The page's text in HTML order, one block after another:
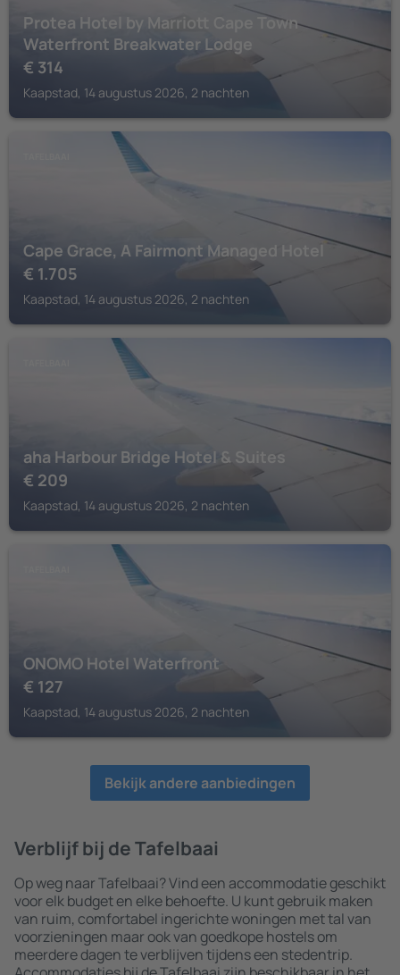
Protea Hotel by Marriott Cape Town
Waterfront Breakwater Lodge
€ 314
Kaapstad, 14 augustus 2026, 2 nachten
Cape Grace, A Fairmont Managed Hotel
€ 1.705
Kaapstad, 14 augustus 2026, 2 nachten
aha Harbour Bridge Hotel & Suites
€ 209
Kaapstad, 14 augustus 2026, 2 nachten
ONOMO Hotel Waterfront
€ 127
Kaapstad, 14 augustus 2026, 2 nachten
Bekijk andere aanbiedingen
Verblijf bij de Tafelbaai
Op weg naar Tafelbaai? Vind een accommodatie geschikt
voor elk budget en elke behoefte. U kunt gebruik maken
van ruim, comfortabel ingerichte woningen met tal van
voorzieningen maar ook van goedkope hostels om
meerdere dagen te verblijven tijdens een stedentrip.